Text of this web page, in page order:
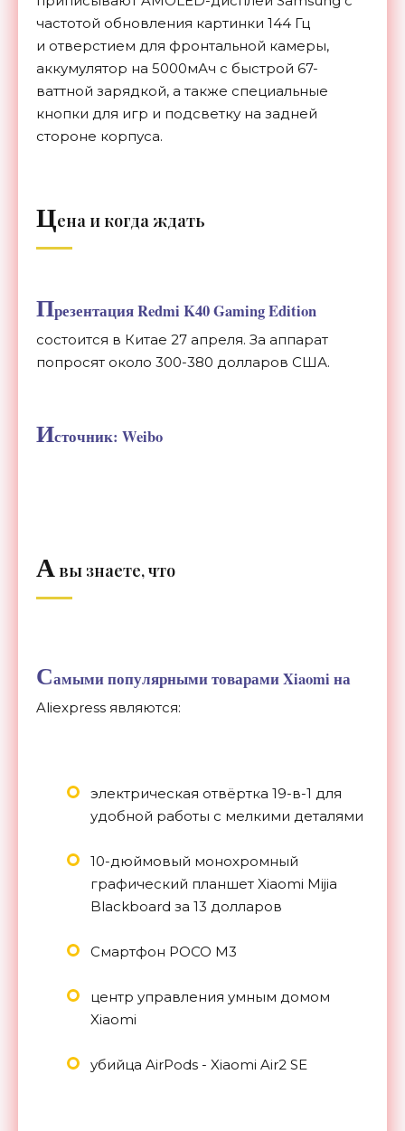
частотой обновления картинки 144 Гц
и отверстием для фронтальной камеры,
аккумулятор на 5000мАч с быстрой 67-
ваттной зарядкой, а также специальные
кнопки для игр и подсветку на задней
стороне корпуса.
Цена и когда ждать
Презентация Redmi K40 Gaming Edition
состоится в Китае 27 апреля. За аппарат
попросят около 300-380 долларов США.
Источник: Weibo
А вы знаете, что
Самыми популярными товарами Xiaomi на
Aliexpress являются:
электрическая отвёртка 19-в-1 для
удобной работы с мелкими деталями
10-дюймовый монохромный
графический планшет Xiaomi Mijia
Blackboard за 13 долларов
Смартфон POCO M3
центр управления умным домом
Xiaomi
убийца AirPods - Xiaomi Air2 SE